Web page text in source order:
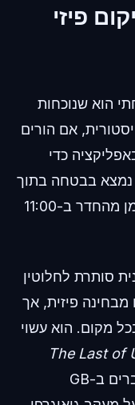
פיזי
הוא שנוכחות
אם הורים
כדי
נמצא בבטחה בתוך
גבולות הבית. אם ה-GPS הראה סימן מהחדר ב-11:00
סותרת לחלוטין
מבחינה פיזית, אך
מקום. הוא עשוי
The Last of
בקונסולה ובמקביל להתכתב עם חברים ב-GB